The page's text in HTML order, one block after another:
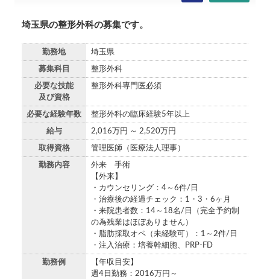
埼玉県の整形外科の募集です。
勤務地 埼玉県
募集科目 整形外科
必要な技能
及び資格
整形外科専門医必須
必要な経験年数 整形外科の臨床経験5年以上
給与 2,016万円 ～ 2,520万円
取得資格 管理医師（医療法人理事）
勤務内容
外来 手術
【外来】
・カウンセリング：4～6件/日
・治療後の経過チェック：1・3・6ヶ月
・来院患者数：14～18名/日（完全予約制
の為残業はほぼありません）
・脂肪採取オペ（未経験可）：1～2件/日
・注入治療：培養幹細胞、PRP-FD
勤務例
【年収目安】
週4日勤務：2016万円～